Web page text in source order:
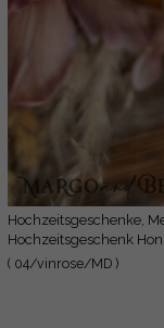
Hochzeitsgeschenke, Meant to Bee Honigglas,
Hochzeitsgeschenk
( 04/vinrose/MD )